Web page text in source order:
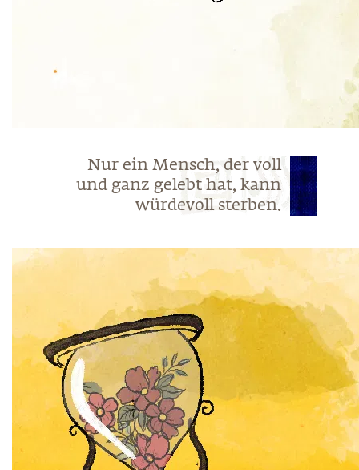
Nur ein Mensch, der voll
und ganz gelebt hat, kann
würdevoll sterben.